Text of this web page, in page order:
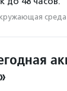
среда